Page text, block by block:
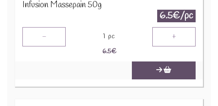
Infusion Massepain 50g
6.5€/pc
- 1 pc +
6.5€